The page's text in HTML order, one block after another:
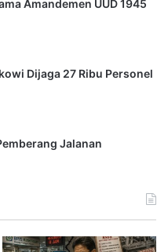
Amandemen UUD 1945
Dijaga 27 Ribu Personel
Jalanan